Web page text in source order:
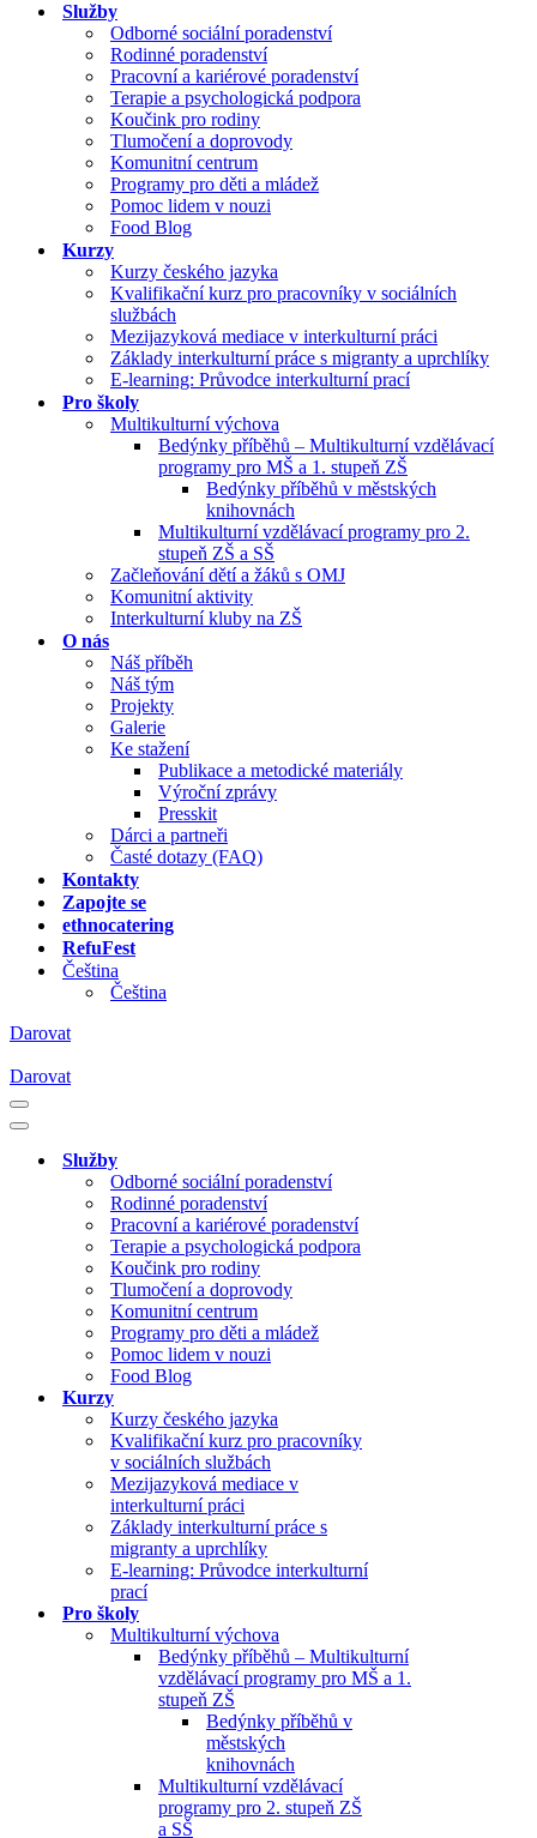
Služby
Odborné sociální poradenství
Rodinné poradenství
Pracovní a kariérové poradenství
Terapie a psychologická podpora
Koučink pro rodiny
Tlumočení a doprovody
Komunitní centrum
Programy pro děti a mládež
Pomoc lidem v nouzi
Food Blog
Kurzy
Kurzy českého jazyka
Kvalifikační kurz pro pracovníky v sociálních
službách
Mezijazyková mediace v interkulturní práci
Základy interkulturní práce s migranty a uprchlíky
E-learning: Průvodce interkulturní prací
Pro školy
Multikulturní výchova
Bedýnky příběhů – Multikulturní vzdělávací
programy pro MŠ a 1. stupeň ZŠ
Bedýnky příběhů v městských
knihovnách
Multikulturní vzdělávací programy pro 2.
stupeň ZŠ a SŠ
Začleňování dětí a žáků s OMJ
Komunitní aktivity
Interkulturní kluby na ZŠ
O nás
Náš příběh
Náš tým
Projekty
Galerie
Ke stažení
Publikace a metodické materiály
Výroční zprávy
Presskit
Dárci a partneři
Časté dotazy (FAQ)
Kontakty
Zapojte se
ethnocatering
RefuFest
Čeština
Čeština
Darovat
Darovat
Navigační
menu
Navigační
Služby
Odborné sociální poradenství
Rodinné poradenství
Pracovní a kariérové poradenství
Terapie a psychologická podpora
Koučink pro rodiny
Tlumočení a doprovody
Komunitní centrum
Programy pro děti a mládež
Pomoc lidem v nouzi
Food Blog
Kurzy
Kurzy českého jazyka
Kvalifikační kurz pro pracovníky
v sociálních službách
Mezijazyková mediace v
interkulturní práci
Základy interkulturní práce s
migranty a uprchlíky
E-learning: Průvodce interkulturní
prací
Pro školy
Multikulturní výchova
Bedýnky příběhů – Multikulturní
vzdělávací programy pro MŠ a 1.
stupeň ZŠ
Bedýnky příběhů v
městských
knihovnách
Multikulturní vzdělávací
programy pro 2. stupeň ZŠ
a SŠ